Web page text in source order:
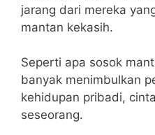
jarang dari mereka
mantan kekasih.
Seperti apa sosok
banyak menimbulkan
kehidupan pribadi,
seseorang.